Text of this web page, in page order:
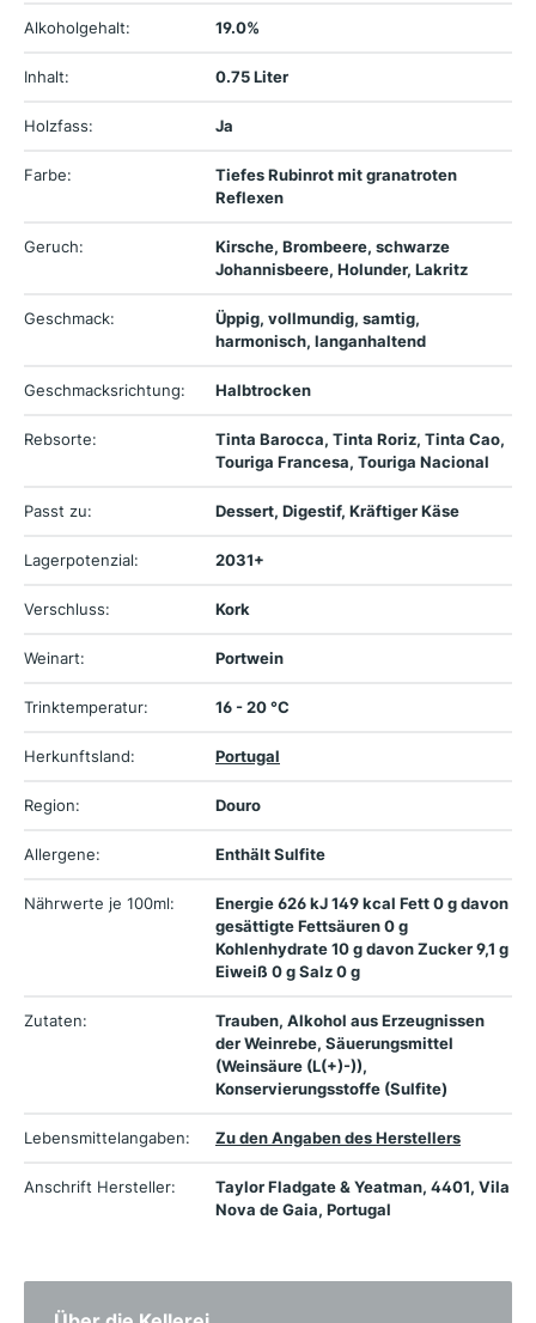
Alkoholgehalt: 19.0%
Inhalt: 0.75 Liter
Holzfass: Ja
Farbe:
Tiefes Rubinrot mit granatroten
Reflexen
Geruch:
Kirsche, Brombeere, schwarze
Johannisbeere, Holunder, Lakritz
Geschmack:
Üppig, vollmundig, samtig,
harmonisch, langanhaltend
Geschmacksrichtung: Halbtrocken
Rebsorte:
Tinta Barocca, Tinta Roriz, Tinta Cao,
Touriga Francesa, Touriga Nacional
Passt zu: Dessert, Digestif, Kräftiger Käse
Lagerpotenzial: 2031+
Verschluss: Kork
Weinart: Portwein
Trinktemperatur: 16 - 20 °C
Herkunftsland: Portugal
Region: Douro
Allergene: Enthält Sulfite
Nährwerte je 100ml:
Energie 626 kJ 149 kcal Fett 0 g davon
gesättigte Fettsäuren 0 g
Kohlenhydrate 10 g davon Zucker 9,1 g
Eiweiß 0 g Salz 0 g
Zutaten:
Trauben, Alkohol aus Erzeugnissen
der Weinrebe, Säuerungsmittel
(Weinsäure (L(+)-)),
Konservierungsstoffe (Sulfite)
Lebensmittelangaben: Zu den Angaben des Herstellers
Anschrift Hersteller:
Taylor Fladgate & Yeatman, 4401, Vila
Nova de Gaia, Portugal